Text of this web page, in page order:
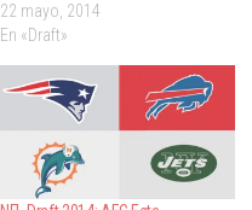
22 mayo, 2014
En «Draft»